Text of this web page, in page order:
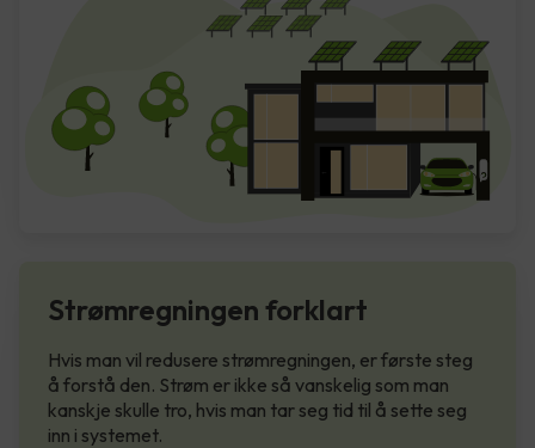
Strømregningen forklart
Hvis man vil redusere strømregningen, er første steg
å forstå den. Strøm er ikke så vanskelig som man
kanskje skulle tro, hvis man tar seg tid til å sette seg
inn i systemet.